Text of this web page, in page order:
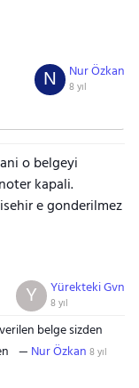
Nur Özkan
8 yıl
N
o belgeyi
kapali.
e gonderilmez
Yürekteki Gvn
8 yıl
Y
belge sizden
Nur Özkan 8 yıl